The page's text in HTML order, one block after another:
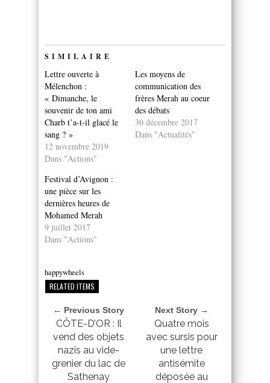
SIMILAIRE
Lettre ouverte à
Mélenchon :
« Dimanche, le
souvenir de ton ami
Charb t’a-t-il glacé le
sang ? »
12 novembre 2019
Dans "Actions"
Les moyens de
communication des
frères Merah au coeur
des débats
30 décembre 2017
Dans "Actualités"
Festival d’Avignon :
une pièce sur les
dernières heures de
Mohamed Merah
9 juillet 2017
Dans "Actions"
happywheels
RELATED ITEMS
← Previous Story
CÔTE-D’OR : Il
vend des objets
nazis au vide-
grenier du lac de
Sathenay
Next Story →
Quatre mois
avec sursis pour
une lettre
antisémite
déposée au